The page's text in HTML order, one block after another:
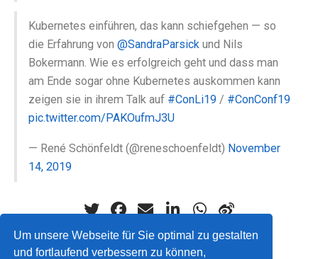
Um unsere Webseite für Sie optimal zu gestalten
und fortlaufend verbessern zu können,
Kubernetes einführen, das kann schiefgehen — so
die Erfahrung von@SandraParsick und Nils
Bokermann. Wie es erfolgreich geht und dass man
am Ende sogar ohne Kubernetes auskommen kann
zeigen sie in ihrem Talk auf #ConLi19 / #ConConf19
pic.twitter.com/PAKOufmJ3U
— René Schönfeldt (@reneschoenfeldt) November
14, 2019